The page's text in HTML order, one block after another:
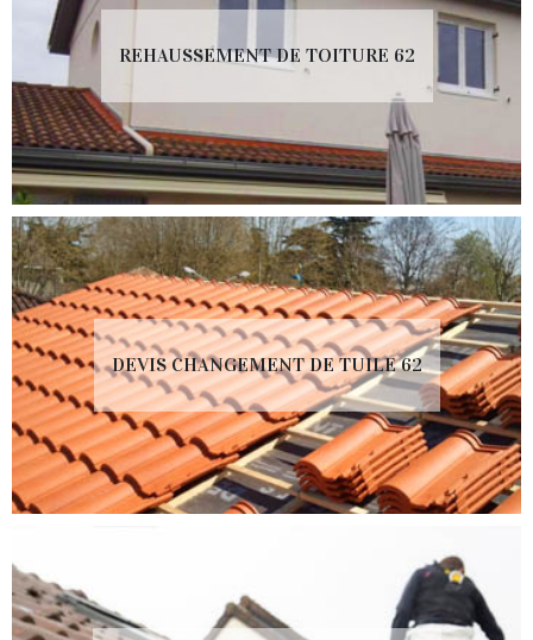
REHAUSSEMENT DE TOITURE 62
DEVIS CHANGEMENT DE TUILE 62